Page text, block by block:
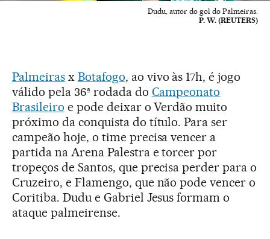
Dudu, autor do gol do Palmeiras.
P. W. (REUTERS)
Palmeirasx Botafogo, ao vivo às 17h, é jogo
válido pela 36ª rodada do Campeonato
Brasileiro e pode deixar o Verdão muito
próximo da conquista do título. Para ser
campeão hoje, o time precisa vencer a
partida na Arena Palestra e torcer por
tropeços de Santos, que precisa perder para o
Cruzeiro, e Flamengo, que não pode vencer o
Coritiba. Dudu e Gabriel Jesus formam o
ataque palmeirense.